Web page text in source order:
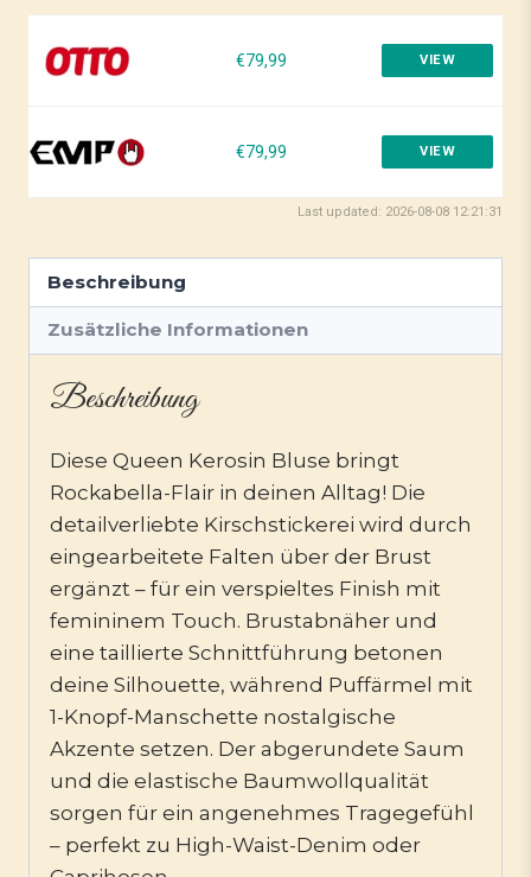
€79,99 VIEW
€79,99 VIEW
Last updated: 2026-08-08 12:21:31
Beschreibung
Zusätzliche Informationen
Beschreibung
Diese Queen Kerosin Bluse bringt
Rockabella-Flair in deinen Alltag! Die
detailverliebte Kirschstickerei wird durch
eingearbeitete Falten über der Brust
ergänzt – für ein verspieltes Finish mit
femininem Touch. Brustabnäher und
eine taillierte Schnittführung betonen
deine Silhouette, während Puffärmel mit
1-Knopf-Manschette nostalgische
Akzente setzen. Der abgerundete Saum
und die elastische Baumwollqualität
sorgen für ein angenehmes Tragegefühl
– perfekt zu High-Waist-Denim oder